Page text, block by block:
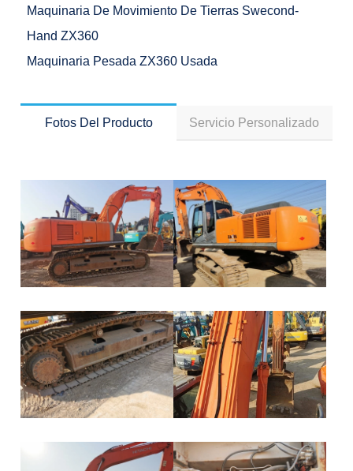
Maquinaria De Movimiento De Tierras Swecond-
Hand ZX360
Maquinaria Pesada ZX360 Usada
Fotos Del Producto Servicio Personalizado